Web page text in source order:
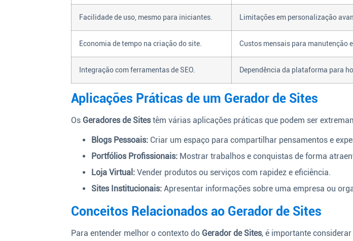
Facilidade de uso, mesmo para iniciantes. Limitações em personalização
Economia de tempo na criação do site. Custos mensais para manutenção
Integração com ferramentas de SEO. Dependência da plataforma para
Aplicações Práticas de um Gerador de Sites
Os Geradores de Sitestêm várias aplicações práticas que podem ser
Blogs Pessoais: Criar um espaço para compartilhar pensamentos e
Portfólios Profissionais: Mostrar trabalhos e conquistas de forma
Loja Virtual: Vender produtos ou serviços com rapidez e eficiência.
Sites Institucionais: Apresentar informações sobre uma empresa ou
Conceitos Relacionados ao Gerador de Sites
Para entender melhor o contexto do Gerador de Sites, é importante